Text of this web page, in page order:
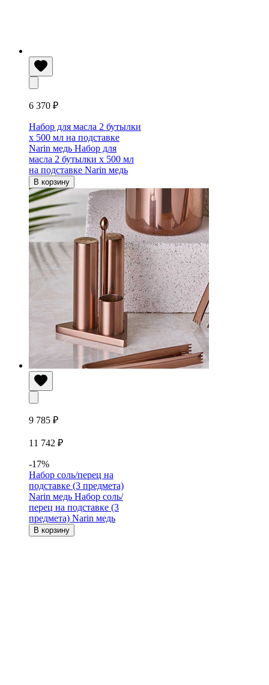
6 370 ₽
Набор для масла 2 бутылки
х 500 мл на подставке
Narin медь Набор для
масла 2 бутылки х 500 мл
на подставке Narin медь
В корзину
9 785 ₽
11 742 ₽
-17%
Набор соль/перец на
подставке (3 предмета)
Narin медь Набор соль/
перец на подставке (3
предмета) Narin медь
В корзину